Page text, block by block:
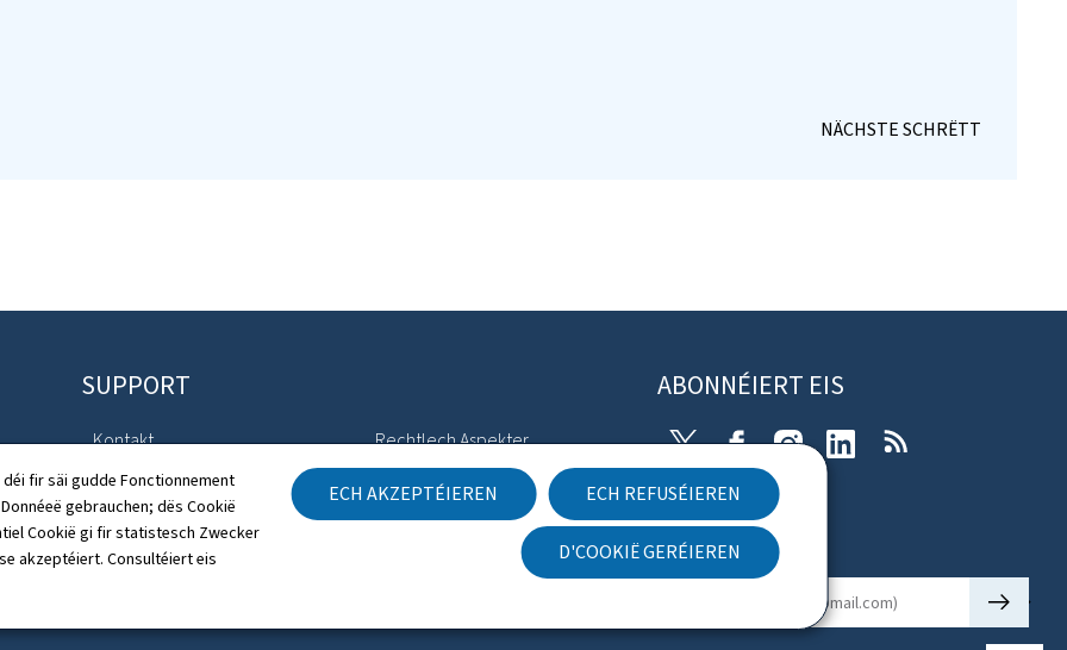
fir säi gudde Fonctionnement
gebrauchen; dës Cookië
Cookië gi fir statistesch Zwecker
akzeptéiert. Consultéiert eis
ECH AKZEPTÉIEREN ECH REFUSÉIEREN
D'COOKIË GERÉIEREN
SUPPORT
Kontakt
Sitemap
Iwwert dës Websäit
Rechtlech Aspekter
Accessibilitéitserklärung
Gestioun vu Cookien
ABONNÉIERT EIS
X FacebookInstagramLinkedin
Newsletter
🡒